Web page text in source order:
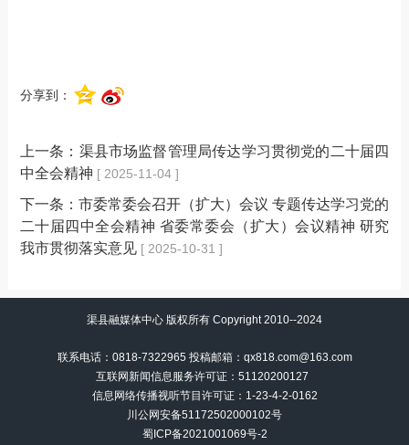
分享到：
上一条： 渠县市场监督管理局传达学习贯彻党的二十届四
中全会精神 [ 2025-11-04 ]
下一条： 市委常委会召开（扩大）会议 专题传达学习党的
二十届四中全会精神 省委常委会（扩大）会议精神 研究
我市贯彻落实意见 [ 2025-10-31 ]
渠县融媒体中心 版权所有 Copyright 2010--2024
联系电话：0818-7322965 投稿邮箱：qx818.com@163.com
互联网新闻信息服务许可证：51120200127
信息网络传播视听节目许可证： 1-23-4-2-0162
川公网安备51172502000102号
蜀ICP备2021001069号-2